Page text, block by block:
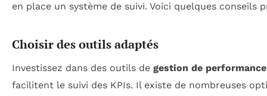
en place un système de suivi. Voici quelques conseils
Choisir des outils adaptés
Investissez dans des outils de gestion de performance
facilitent le suivi des KPIs. Il existe de nombreuses